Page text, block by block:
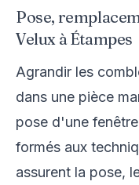
Pose,
Velux à Étampes
Agrandir les
dans une pièce
pose d'une
formés aux
assurent la pose,